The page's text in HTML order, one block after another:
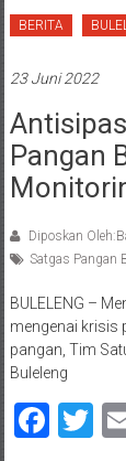
BERITA
23 Juni 2022
Pangan
Diposkan
Satgas Pangan
BULELENG –
mengenai krisis
pangan, Tim
Buleleng